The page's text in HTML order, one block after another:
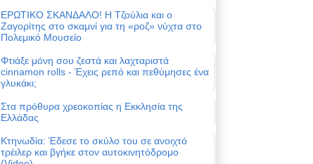
ΕΡΩΤΙΚΟ ΣΚΑΝΔΑΛΟ! Η Τζούλια και ο
Ζαγορίτης στο σκαμνί για τη «ροζ» νύχτα στο
Πολεμικό Μουσείο
Φτιάξε μόνη σου ζεστά και λαχταριστά
cinnamon rolls - Έχεις ρεπό και πεθύμησες ένα
γλυκάκι;
Στα πρόθυρα χρεοκοπίας η Εκκλησία της
Ελλάδας
Κτηνωδία: Έδεσε το σκύλο του σε ανοιχτό
τρέιλερ και βγήκε στον αυτοκινητόδρομο